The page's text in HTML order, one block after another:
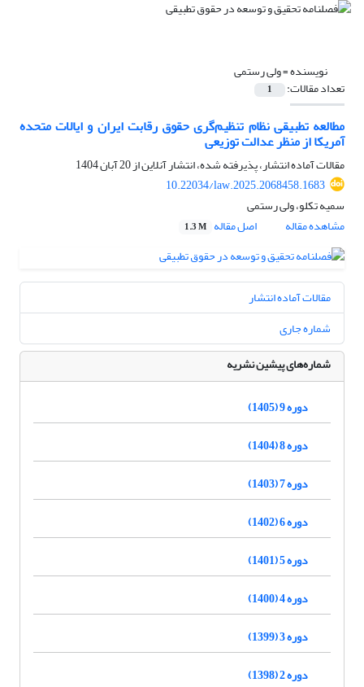
نویسنده =ولی رستمی
تعداد مقالات: 1
مطالعه تطبیقی نظام تنظیم‌گری حقوق رقابت ایران و ایالات متحده
آمریکا از منظر عدالت توزیعی
مقالات آماده انتشار، پذیرفته شده، انتشار آنلاین از20 آبان 1404
10.22034/law.2025.2068458.1683
سمیه تکلو، ولی رستمی
مشاهده مقاله
اصل مقاله 1.3 M
مقالات آماده انتشار
شماره جاری
شماره‌های پیشین نشریه
دوره 9 (1405)
دوره 8 (1404)
دوره 7 (1403)
دوره 6 (1402)
دوره 5 (1401)
دوره 4 (1400)
دوره 3 (1399)
دوره 2 (1398)